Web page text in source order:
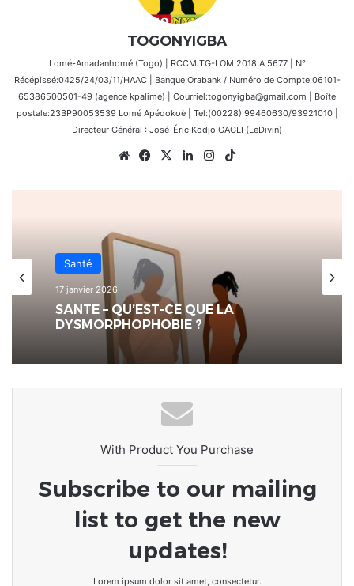
TOGONYIGBA
Lomé-Amadanhomé (Togo) | RCCM:TG-LOM 2018 A 5677 | N°
Récépissé:0425/24/03/11/HAAC | Banque:Orabank / Numéro de Compte:06101-
65386500501-49 (agence kpalimé) | Courriel:togonyigba@gmail.com | Boîte
postale:23BP90053539 Lomé Apédokoè | Tel:(00228) 99460630/93921010 |
Directeur Général : José-Éric Kodjo GAGLI (LeDivin)
WebsiteFacebook
X LinkedinInstagram
Santé
17 janvier 2026
SANTE – QU’EST-CE QUE LA
DYSMORPHOPHOBIE ?
With Product You Purchase
Subscribe to our mailing
list to get the new
updates!
Lorem ipsum dolor sit amet, consectetur.